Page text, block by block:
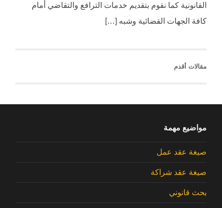
القانونية كما نقوم بتقديم خدمات الترافع والتقاضي أمام
كافة الجهات القضائية وشبه […]
مقالات أقدم
مواضيع مهمة
صيغة عقد عمل
صيغة عقد شراكة
بحث قانوني